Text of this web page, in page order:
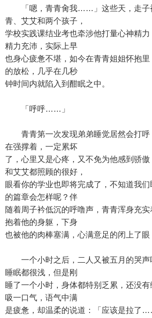
「嗯，青青肏我……」这些天，走子
青、艾艾和两个孩子，
学校实践课结业考也牵涉他打量心神精
精力充沛，实际上早
也身心疲惫不堪，如今在青青姐姐怀抱
的放松，几乎在几秒
钟时间内就陷入到酣眠之中。
「呼呼……」
青青第一次发现弟弟睡觉居然会打呼
在强撑着，一定累坏
了，心里又是心疼，又不免为他感到骄
和艾艾都照顾的很好，
眼看你的学业也即将完成了，不知道我
的篇章会怎样呢？伴
随着周子衿低沉的呼噜声，青青浑身充
抱着他的身躯，下身
也被他的肉棒塞满，心满意足的闭上了眼
一个小时之后，二人又被五月的哭声
睡眠都很浅，但是刚
睡了一个小时，身体都特别乏累，还没
吸一口气，语气中满
是疲惫，却温柔的说道：「应该是拉了